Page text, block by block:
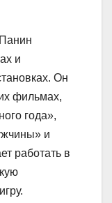
и
Он
фильмах,
года»,
и
работать в